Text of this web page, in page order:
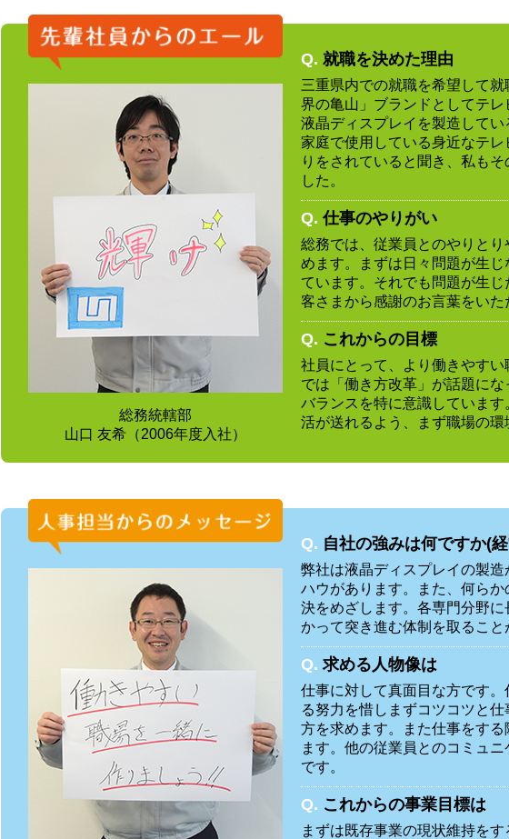
総務統轄部
山口 友希（2006年度入社）
Q. 就職を決めた理由
三重県内での就職を希望して
界の亀山」ブランドとしてテ
液晶ディスプレイを製造して
家庭で使用している身近なテ
りをされていると聞き、私も
した。
Q. 仕事のやりがい
総務では、従業員とのやりと
めます。まずは日々問題が生
ています。それでも問題が生
客さまから感謝のお言葉をいた
Q. これからの目標
社員にとって、より働きやす
では「働き方改革」が話題に
バランスを特に意識していま
活が送れるよう、まず職場の環
Q. 自社の強みは何ですか(
弊社は液晶ディスプレイの製
ハウがあります。また、何ら
決をめざします。各専門分野
かって突き進む体制を取ること
Q. 求める人物像は
仕事に対して真面目な方です
る努力を惜しまずコツコツと
方を求めます。また仕事をす
ます。他の従業員とのコミュ
です。
Q. これからの事業目標は
まずは既存事業の現状維持を